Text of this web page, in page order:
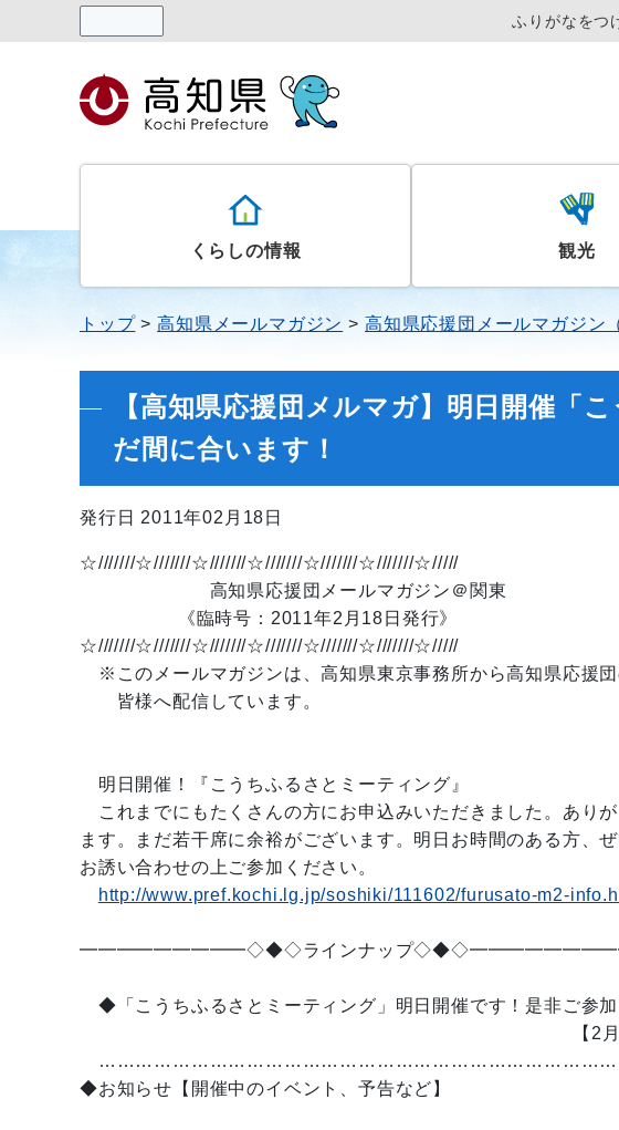
ふりがなをつ
くらしの情報 観光
トップ 高知県メールマガジン 高知県応援団メールマガジン
【高知県応援団メルマガ】明日開催「
だ間に合います！
発行日 2011年02月18日
☆///////☆///////☆///////☆///////☆///////☆///////☆/////
高知県応援団メールマガジン＠関東
《臨時号：2011年2月18日発行》
☆///////☆///////☆///////☆///////☆///////☆///////☆/////
※このメールマガジンは、高知県東京事務所から高知県応援
皆様へ配信しています。
明日開催！『こうちふるさとミーティング』
これまでにもたくさんの方にお申込みいただきました。あり
ます。まだ若干席に余裕がございます。明日お時間のある方、ぜ
お誘い合わせの上ご参加ください。
http://www.pref.kochi.lg.jp/soshiki/111602/furusato-m2-
━━━━━━━━━◇◆◇ラインナップ
◆「こうちふるさとミーティング」明日開催です！是非ご参加
【2月19日開
◆お知らせ【開催中のイベント、予告など】